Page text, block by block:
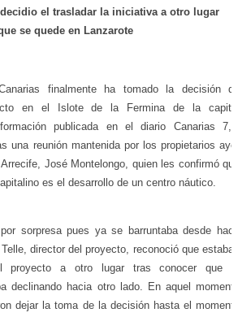
el trasladar la iniciativa a otro lugar
se quede en Lanzarote
finalmente ha tomado la decisión
en el Islote de la Fermina de la
publicada en el diario Canarias
una reunión mantenida por los propietarios
José Montelongo, quien les confirmó
es el desarrollo de un centro náutico.
sorpresa pues ya se barruntaba desde
director del proyecto, reconoció que
proyecto a otro lugar tras conocer que
declinando hacia otro lado. En aquel
dejar la toma de la decisión hasta el